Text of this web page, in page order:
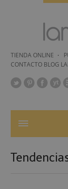
TIENDA ONLINE
CONTACTO BLOG